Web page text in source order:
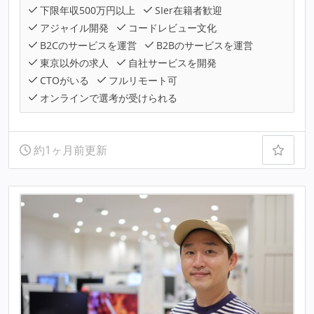
下限年収500万円以上
SIer在籍者歓迎
アジャイル開発
コードレビュー文化
B2Cのサービスを運営
B2Bのサービスを運営
東京以外の求人
自社サービスを開発
CTOがいる
フルリモート可
オンラインで選考が受けられる
約1ヶ月前更新